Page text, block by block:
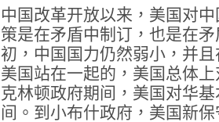
中国改革开放以来，美国对
策是在矛盾中制订，也是在
初，中国国力仍然弱小，并
美国站在一起的，美国总体
克林顿政府期间，美国对华基
间。到小布什政府，美国新